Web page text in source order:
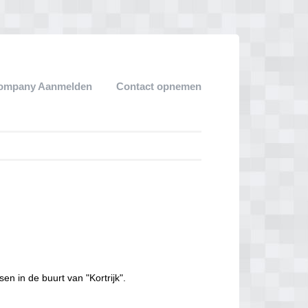
Aanmelden Contact opnemen
in de buurt van "Kortrijk".